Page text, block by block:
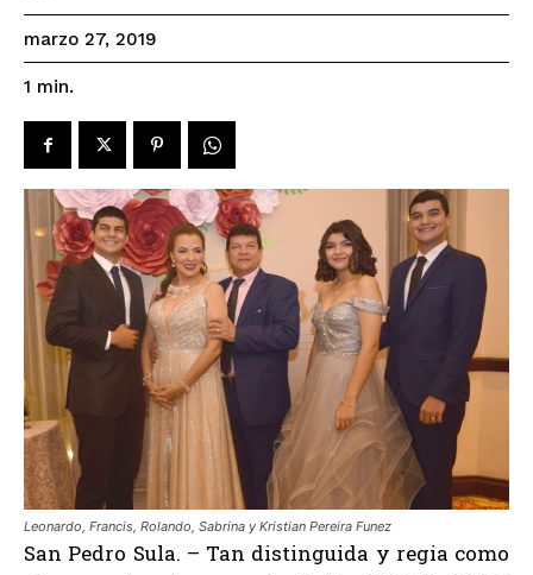
marzo 27, 2019
1 min.
Leonardo, Francis, Rolando, Sabrina y Kristian Pereira Funez
San Pedro Sula. – Tan distinguida y regia como